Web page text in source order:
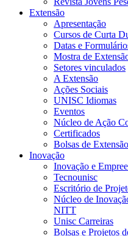
Extensão
Apresentação
Cursos de Curta
Datas e
Mostra de
Setores vinculados
A Extensão
Ações Sociais
UNISC Idiomas
Eventos
Núcleo de Ação
Certificados
Bolsas de Extensão
Inovação
Inovação e
Tecnounisc
Escritório de
Núcleo de
NITT
Unisc Carreiras
Bolsas e Projetos